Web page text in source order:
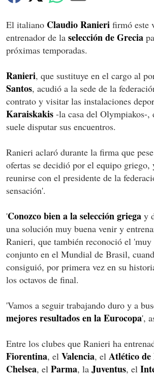
El italiano Claudio Ranieri firmó este
entrenador de la selección de Grecia
próximas temporadas.
Ranieri, que sustituye en el cargo al
Santos, acudió a la sede de la
contrato y visitar las instalaciones
Karaiskakis -la casa del Olympiakos-,
suele disputar sus encuentros.
Ranieri aclaró durante la firma que
ofertas se decidió por el equipo griego,
reunirse con el presidente de la
sensación'.
'Conozco bien a la selección griega y
una solución muy buena venir y
Ranieri, que también reconoció el 'muy
conjunto en el Mundial de Brasil,
consiguió, por primera vez en su
los octavos de final.
'Vamos a seguir trabajando duro y a
mejores resultados en la Eurocopa',
Entre los clubes que Ranieri ha
Fiorentina, el Valencia, el Atlético
Chelsea, el Parma, la Juventus, el